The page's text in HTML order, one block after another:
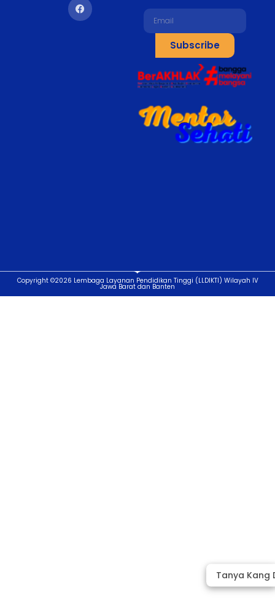
Subscribe
Copyright ©2026 Lembaga Layanan Pendidikan Tinggi (LLDIKTI) Wilayah IV
Jawa Barat dan Banten